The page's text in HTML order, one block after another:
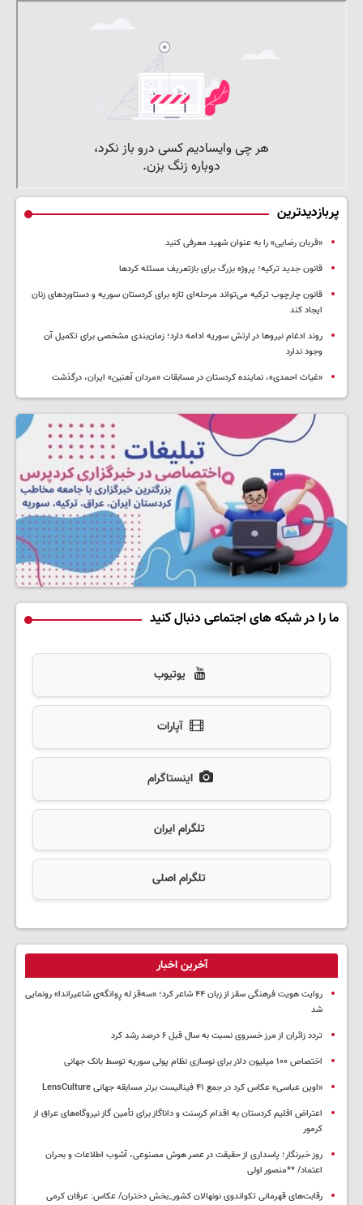
پربازدیدترین
«قربان رضایی» را به عنوان شهید معرفی کنید
قانون جدید ترکیه؛ پروژه بزرگ‌ برای بازتعریف مسئله کردها
قانون چارچوب ترکیه می‌تواند مرحله‌ای تازه برای کردستان سوریه و دستاوردهای زنان
ایجاد کند
روند ادغام نیروها در ارتش سوریه ادامه دارد؛ زمان‌بندی مشخصی برای تکمیل آن
وجود ندارد
«غیاث احمدی»، نماینده کردستان در مسابقات «مردان آهنین» ایران، درگذشت
ما را در شبکه های اجتماعی دنبال کنید
یوتیوب
آپارات
اینستاگرام
تلگرام ایران
تلگرام اصلی
آخرین اخبار
روایت هویت فرهنگی سقز از زبان ۴۴ شاعر کرد؛ «سەقز له ڕوانگەی شاعیراندا» رونمایی
شد
تردد زائران از مرز خسروی نسبت به سال قبل ۶ درصد رشد کرد
اختصاص ۱۰۰ میلیون دلار برای نوسازی نظام پولی سوریه توسط بانک جهانی
«اوین عباسی» عکاس کرد در جمع ۴۱ فینالیست برتر مسابقه جهانی LensCulture
اعتراض اقلیم کردستان به اقدام کرسنت و داناگاز برای تأمین گاز نیروگاه‌های عراق از
کرمور
روز خبرنگار؛ پاسداری از حقیقت در عصر هوش مصنوعی، آشوب اطلاعات و بحران
اعتماد/ **منصور اولی
رقابت‌های قهرمانی تکواندوی نونهالان کشور_بخش دختران/ عکاس: عرفان کرمی